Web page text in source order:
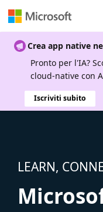
Crea app native
Pronto per l'IA?
cloud-native con
Iscriviti subito
LEARN,